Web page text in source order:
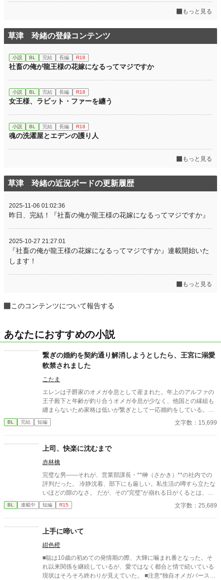
もっと見る
草津 玲緒の登録コンテンツ
小説 BL 完結 長編 R18
社畜の俺が龍王様の花嫁になるってマジですか
小説 BL 完結 長編 R18
女王様、ラビット・ファーを纏う
小説 BL 完結 長編 R18
魂の洗濯屋とエデンの護り人
もっと見る
草津 玲緒の近況ボードの更新履歴
2025-11-06 01:02:36
昨日、完結！『社畜の俺が龍王様の花嫁になるってマジですか』
2025-10-27 21:27:01
『社畜の俺が龍王様の花嫁になるってマジですか』連載開始いた
します！
もっと見る
このコンテンツについて報告する
あなたにおすすめの小説
繋ぎの婚約を契約通り解消しようとしたら、王宮に溺愛
軟禁されました
こたま
エレンは子爵家のオメガ令息として産まれた。年上のアルファの
王子殿下と年齢が釣り合うオメガ令息が少なく、他国との縁組も
纏まらないため家格は低いが繋ぎとして一応婚約をしている。王
子のことは兄のように慕っており、初恋の人ではあるけれど、契
約終了時期か王子に想い人が現れた時には解消されるものと考え
婚を承諾するまでここから出さないと王子から溢れるほどの愛を
与えられる。ハッピーエンドオメガバースBLです。
BL 完結 短編 文字数：15,699
上司、快楽に沈むまで
赤林檎
完璧な男――それが、営業部課長・**榊（さかき）**の社内での
評判だった。 冷静沈着、部下にも厳しい。私生活の噂すら立たな
いほどの隙のなさ。 だが、その“完璧”が崩れる日がくるとは、誰
も想像していなかった。 入社三年目の篠原は、榊の直属の部下。
真面目だが強気で、どこか挑発的な笑みを浮かべる青年。 ある
原は上司に向かって、いつもの穏やかな口調を崩した。「……そ
んな顔、部下には見せないんですね」 疲労で僅かに緩んだ榊の表
情。 その弱さを見逃さず、篠原はデスク越しに距離を詰める。
「強がらなくていいですよ。俺の前では、もう」 指先が榊のネク
タイを掴む。 引き寄せられた瞬間、榊の理性は音を立てて崩れ
た。 拒むことも、許すこともできないまま、 彼は“部下”の手によ
BL 連載中 短編 R15 文字数：25,689
上手に啼いて
紺色橙
■聡は10歳の初めての発情期の際、大輝に噛まれ番となった。そ
れ以来関係を継続しているが、愛ではなく都合と情で続いている
現状はそろそろ終わりが見えていた。 ■注意*独自オメガバース設